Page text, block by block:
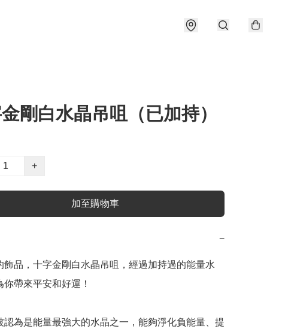
剛白水晶吊咀（已加持）
+
加至購物車
−
飾品，十字金剛白水晶吊咀，經過加持過的能量水
你帶來平安和好運！
認為是能量最強大的水晶之一，能夠淨化負能量、提